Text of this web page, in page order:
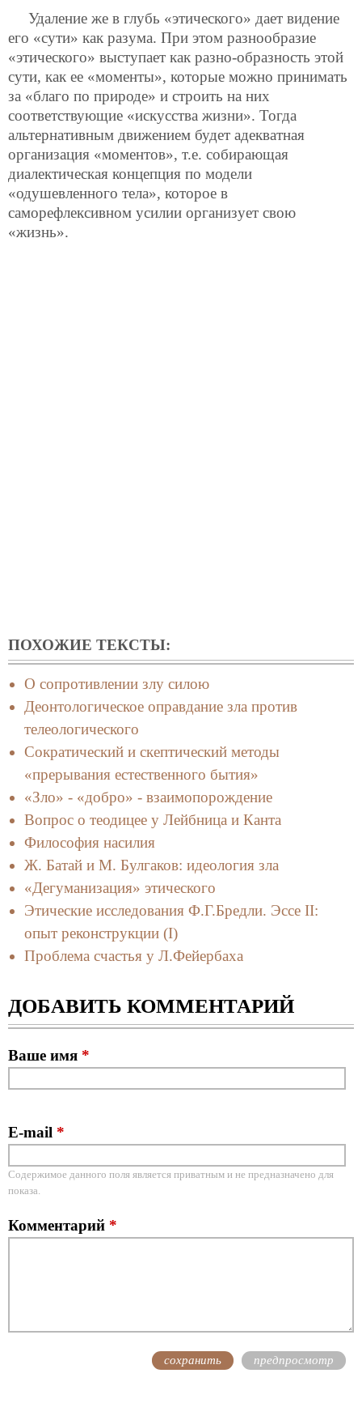
Удаление же в глубь «этического» дает видение
его «сути» как разума. При этом разнообразие
«этического» выступает как разно-образность этой
сути, как ее «моменты», которые можно принимать
за «благо по природе» и строить на них
соответствующие «искусства жизни». Тогда
альтернативным движением будет адекватная
организация «моментов», т.е. собирающая
диалектическая концепция по модели
«одушевленного тела», которое в
саморефлексивном усилии организует свою
«жизнь».
ПОХОЖИЕ ТЕКСТЫ:
О сопротивлении злу силою
Деонтологическое оправдание зла против
телеологического
Сократический и скептический методы
«прерывания естественного бытия»
«Зло» - «добро» - взаимопорождение
Вопрос о теодицее у Лейбница и Канта
Философия насилия
Ж. Батай и М. Булгаков: идеология зла
«Дегуманизация» этического
Этические исследования Ф.Г.Бредли. Эссе II:
опыт реконструкции (I)
Проблема счастья у Л.Фейербаха
ДОБАВИТЬ КОММЕНТАРИЙ
Ваше имя *
E-mail *
Содержимое данного поля является приватным и не предназначено для
показа.
Комментарий *